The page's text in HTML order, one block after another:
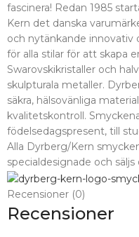
fascinera! Redan 1985
Kern det danska
och nytänkande
för alla stilar för att skapa
Swarovskikristaller och
skulpturala metaller.
säkra, hälsovänliga
kvalitetskontroll.
födelsedagspresent, till
Alla Dyrberg/Kern
specialdesignade och
Recensioner (0)
Recensioner